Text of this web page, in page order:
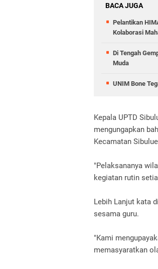
BACA JUGA
Pelantikan
Kolaborasi
Di Tengah
Muda
UNIM Bone
Kepala UPTD
mengungapkan
Kecamatan
"Pelaksananya
kegiatan rutin
Lebih Lanjut kata
sesama guru.
"Kami
memasyaratkan